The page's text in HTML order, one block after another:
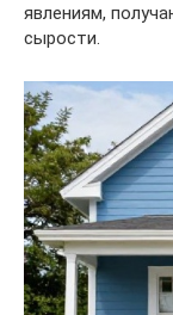
явлениям,
сырости.